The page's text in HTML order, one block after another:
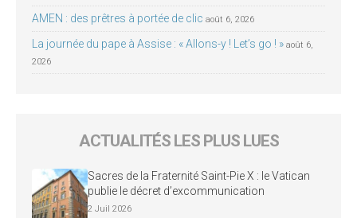
AMEN : des prêtres à portée de clic août 6, 2026
La journée du pape à Assise : « Allons-y ! Let’s go ! » août 6,
2026
ACTUALITÉS LES PLUS LUES
Sacres de la Fraternité Saint-Pie X : le Vatican
publie le décret d’excommunication
2 Juil 2026